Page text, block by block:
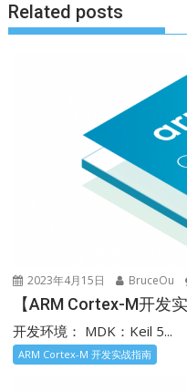
Related posts
2023年4月15日 BruceOu
【ARM Cortex-M开发
开发环境： MDK：Keil 5...
ARM Cortex-M 开发实战指南